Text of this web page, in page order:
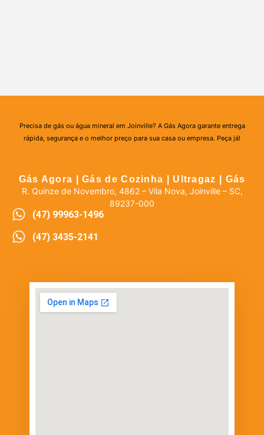
Precisa de gás ou água mineral em Joinville? A Gás Agora garante entrega
rápida, segurança e o melhor preço para sua casa ou empresa. Peça já!
Gás Agora | Gás de Cozinha | Ultragaz | Gás
R. Quinze de Novembro, 4862 – Vila Nova, Joinville – SC,
89237-000
(47) 99963-1496
(47) 3435-2141